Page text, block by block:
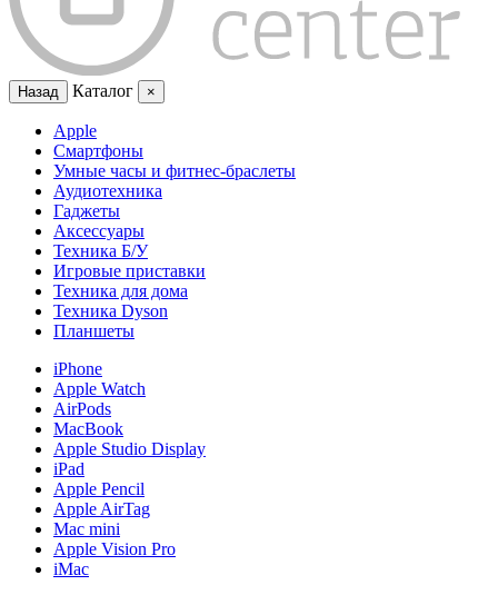
Назад Каталог ×
Apple
Смартфоны
Умные часы и фитнес-браслеты
Аудиотехника
Гаджеты
Аксессуары
Техника Б/У
Игровые приставки
Техника для дома
Техника Dyson
Планшеты
iPhone
Apple Watch
AirPods
MacBook
Apple Studio Display
iPad
Apple Pencil
Apple AirTag
Mac mini
Apple Vision Pro
iMac